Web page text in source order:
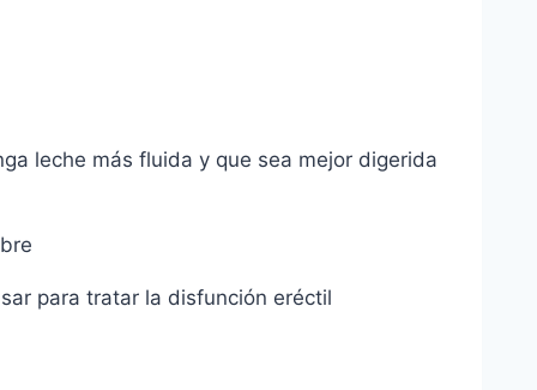
leche más fluida y que sea mejor digerida
para tratar la disfunción eréctil